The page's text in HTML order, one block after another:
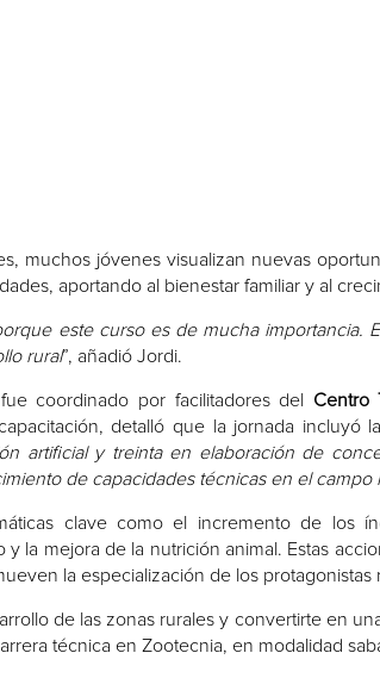
muchos jóvenes visualizan nuevas
aportando al bienestar familiar y al
este curso es de mucha importancia.
rural”, añadió Jordi.
coordinado por facilitadores del Centro
detalló que la jornada incluyó
artificial y treinta en elaboración de
de capacidades técnicas en el campo
clave como el incremento de los
la mejora de la nutrición animal. Estas
la especialización de los protagonistas
de las zonas rurales y convertirte en
técnica en Zootecnia, en modalidad